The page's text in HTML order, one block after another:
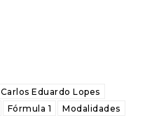
Carlos Eduardo Lopes
Fórmula 1 Modalidades